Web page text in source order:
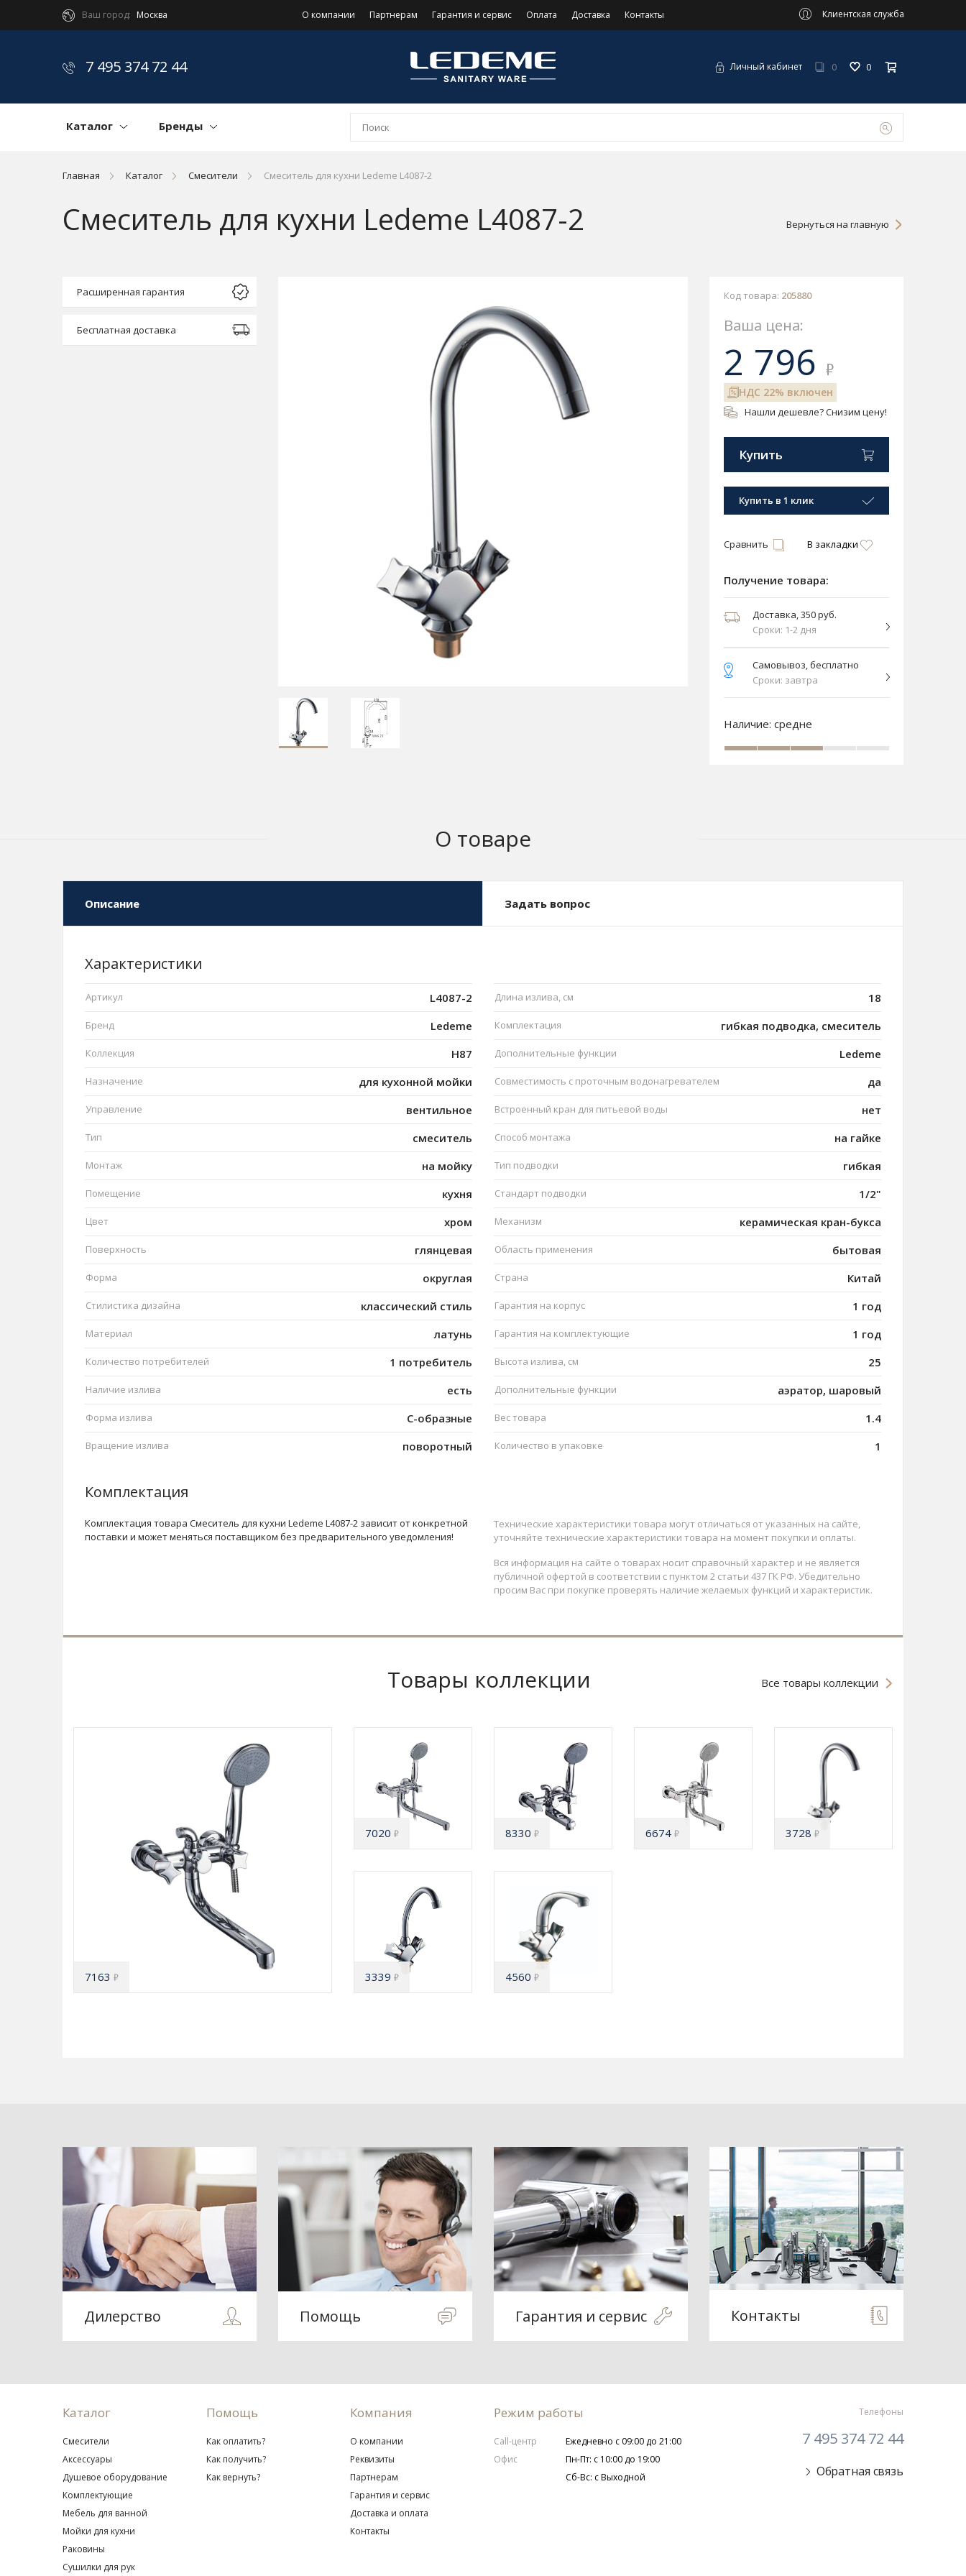
Ваш город: Москва О компании Партнерам Гарантия и сервис Оплата Доставка Контакты Клиентская служба
7 495 374 72 44 Личный кабинет 0 0
Каталог Бренды
Главная Каталог Смесители Смеситель для кухни Ledeme L4087-2
Смеситель для кухни Ledeme L4087-2 Вернуться на главную
Расширенная гарантия
Бесплатная доставка
Код товара: 205880
Ваша цена:
2 796 ₽
НДС 22% включен
Нашли дешевле? Снизим цену!
Купить
Купить в 1 клик
Сравнить В закладки
Получение товара:
Доставка, 350 руб.
Сроки: 1-2 дня
Самовывоз, бесплатно
Сроки: завтра
Наличие: средне
О товаре
Описание Задать вопрос
Характеристики
Артикул L4087-2
Бренд Ledeme
Коллекция H87
Назначение для кухонной мойки
Управление вентильное
Тип смеситель
Монтаж на мойку
Помещение кухня
Цвет хром
Поверхность глянцевая
Форма округлая
Стилистика дизайна классический стиль
Материал латунь
Количество потребителей 1 потребитель
Наличие излива есть
Форма излива C-образные
Вращение излива поворотный
Длина излива, см 18
Комплектация гибкая подводка, смеситель
Дополнительные функции Ledeme
Совместимость с проточным водонагревателем да
Встроенный кран для питьевой воды нет
Способ монтажа на гайке
Тип подводки гибкая
Стандарт подводки 1/2"
Механизм керамическая кран-букса
Область применения бытовая
Страна Китай
Гарантия на корпус 1 год
Гарантия на комплектующие 1 год
Высота излива, см 25
Дополнительные функции аэратор, шаровый
Вес товара 1.4
Количество в упаковке 1
Комплектация
Комплектация товара Смеситель для кухни Ledeme L4087-2 зависит от конкретной
поставки и может меняться поставщиком без предварительного уведомления!
Технические характеристики товара могут отличаться от указанных на сайте,
уточняйте технические характеристики товара на момент покупки и оплаты.
Вся информация на сайте о товарах носит справочный характер и не является
публичной офертой в соответствии с пунктом 2 статьи 437 ГК РФ. Убедительно
просим Вас при покупке проверять наличие желаемых функций и характеристик.
Товары коллекции Все товары коллекции
7163 ₽
7020 ₽ 8330 ₽ 6674 ₽ 3728 ₽
3339 ₽ 4560 ₽
Дилерство Помощь Гарантия и сервис Контакты
Каталог
Смесители
Аксессуары
Душевое оборудование
Комплектующие
Мебель для ванной
Мойки для кухни
Раковины
Сушилки для рук
Помощь
Как оплатить?
Как получить?
Как вернуть?
Компания
О компании
Реквизиты
Партнерам
Гарантия и сервис
Доставка и оплата
Контакты
Режим работы
Call-центр
Ежедневно с 09:00 до 21:00
Офис
Пн-Пт: с 10:00 до 19:00
Сб-Вс: с Выходной
Телефоны
7 495 374 72 44
Обратная связь